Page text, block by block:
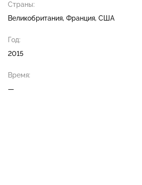
Страны:
Великобритания, Франция, США
Год:
2015
Время:
—